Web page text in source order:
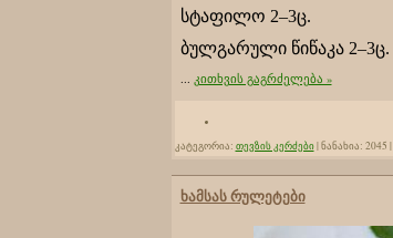
სტაფილო 2–3ც.
ბულგარული წიწაკა 2–3ც.
... კითხვის გაგრძელება »
კატეგორია: თევზის კერძები|ნანახია: 2045 |
ხამსას რულეტები